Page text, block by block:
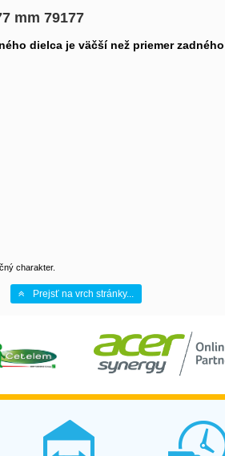
mm 79177
dielca je väčší než priemer
charakter.
Prejsť na vrch stránky...